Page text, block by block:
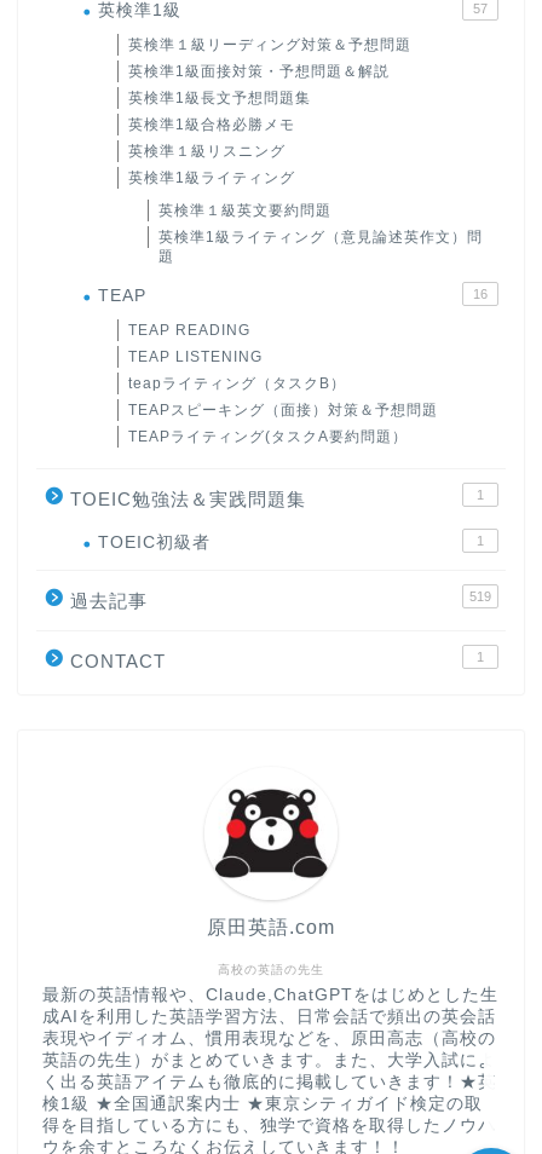
英検準1級 57
英検準１級リーディング対策＆予想問題
英検準1級面接対策・予想問題＆解説
英検準1級長文予想問題集
英検準1級合格必勝メモ
英検準１級リスニング
英検準1級ライティング
英検準１級英文要約問題
英検準1級ライティング（意見論述英作文）問
題
TEAP 16
TEAP READING
TEAP LISTENING
teapライティング（タスクB）
TEAPスピーキング（面接）対策＆予想問題
TEAPライティング(タスクA要約問題）
TOEIC勉強法＆実践問題集 1
TOEIC初級者 1
過去記事 519
CONTACT 1
高校の英語の先生
原田英語.com
最新の英語情報や、Claude,ChatGPTをはじめとした生
成AIを利用した英語学習方法、日常会話で頻出の英会話
表現やイディオム、慣用表現などを、原田高志（高校の
英語の先生）がまとめていきます。また、大学入試によ
く出る英語アイテムも徹底的に掲載していきます！★英
検1級 ★全国通訳案内士 ★東京シティガイド検定の取
得を目指している方にも、独学で資格を取得したノウハ
ウを余すところなくお伝えしていきます！！
大学入試英語対策講座
英語名言・格言・カッコい
い英語＆素敵な英文フレー
CONTACT